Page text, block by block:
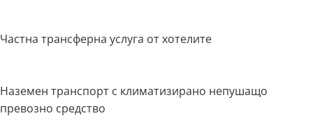
Частна трансферна услуга от хотелите
Наземен транспорт с климатизирано непушащо
превозно средство